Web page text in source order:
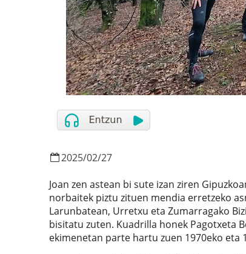
2025/02/27
Joan zen astean bi sute izan ziren
norbaitek piztu zituen mendia erretzeko
Larunbatean, Urretxu eta Zumarragako
bisitatu zuten. Kuadrilla honek Pagotxeta
ekimenetan parte hartu zuen 1970eko eta